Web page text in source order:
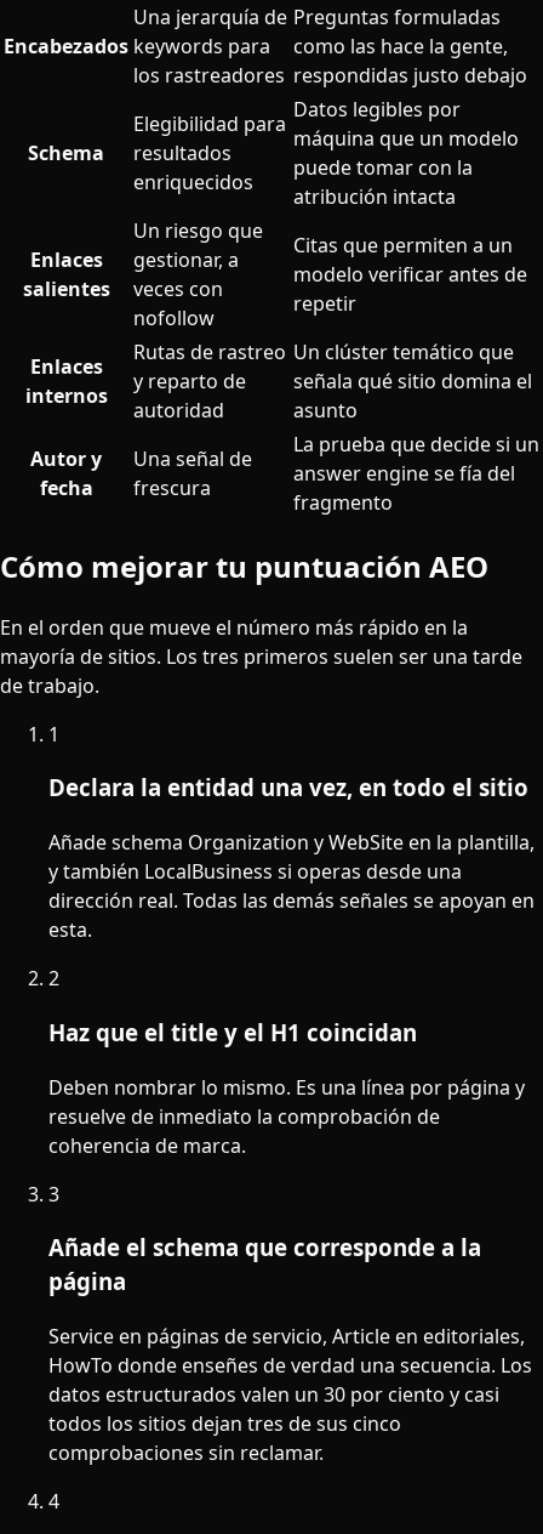
Encabezados
Una jerarquía de
keywords para
los rastreadores
Preguntas formuladas
como las hace la gente,
respondidas justo debajo
Schema
Elegibilidad para
resultados
enriquecidos
Datos legibles por
máquina que un modelo
puede tomar con la
atribución intacta
Enlaces
salientes
Un riesgo que
gestionar, a
veces con
nofollow
Citas que permiten a un
modelo verificar antes de
repetir
Enlaces
internos
Rutas de rastreo
y reparto de
autoridad
Un clúster temático que
señala qué sitio domina el
asunto
Autor y
fecha
Una señal de
frescura
La prueba que decide si un
answer engine se fía del
fragmento
Cómo mejorar tu puntuación AEO
En el orden que mueve el número más rápido en la
mayoría de sitios. Los tres primeros suelen ser una tarde
de trabajo.
1
Declara la entidad una vez, en todo el sitio
Añade schema Organization y WebSite en la plantilla,
y también LocalBusiness si operas desde una
dirección real. Todas las demás señales se apoyan en
esta.
2
Haz que el title y el H1 coincidan
Deben nombrar lo mismo. Es una línea por página y
resuelve de inmediato la comprobación de
coherencia de marca.
3
Añade el schema que corresponde a la
página
Service en páginas de servicio, Article en editoriales,
HowTo donde enseñes de verdad una secuencia. Los
datos estructurados valen un 30 por ciento y casi
todos los sitios dejan tres de sus cinco
comprobaciones sin reclamar.
4